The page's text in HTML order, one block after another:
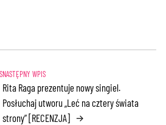
Rita Raga prezentuje nowy singiel.
Posłuchaj utworu „Leć na cztery świata
strony” [RECENZJA] →